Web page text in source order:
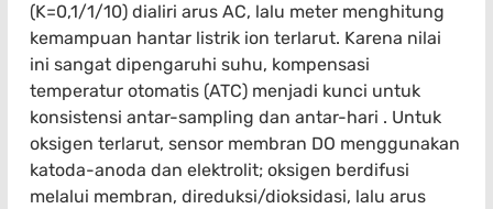
(K=0,1/1/10) dialiri arus AC, lalu meter menghitung
kemampuan hantar listrik ion terlarut. Karena nilai
ini sangat dipengaruhi suhu, kompensasi
temperatur otomatis (ATC) menjadi kunci untuk
konsistensi antar-sampling dan antar-hari . Untuk
oksigen terlarut, sensor membran DO menggunakan
katoda-anoda dan elektrolit; oksigen berdifusi
melalui membran, direduksi/dioksidasi, lalu arus